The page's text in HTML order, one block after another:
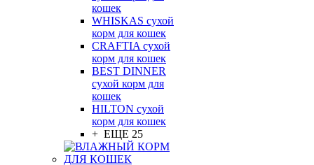
кошек
WHISKAS сухой
корм для кошек
CRAFTIA сухой
корм для кошек
BEST DINNER
сухой корм для
кошек
HILTON сухой
корм для кошек
+ ЕЩЕ 25